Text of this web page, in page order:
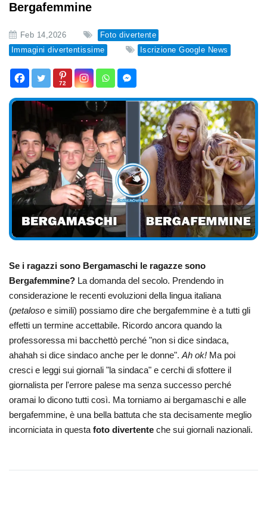
Bergafemmine
Feb 14,2026
Foto divertente
Immagini divertentissime
Iscrizione Google News
72
Se i ragazzi sono Bergamaschi le ragazze sono
Bergafemmine? La domanda del secolo. Prendendo in
considerazione le recenti evoluzioni della lingua italiana
(petaloso e simili) possiamo dire che bergafemmine è a tutti gli
effetti un termine accettabile. Ricordo ancora quando la
professoressa mi bacchettò perché "non si dice sindaca,
ahahah si dice sindaco anche per le donne". Ah ok! Ma poi
cresci e leggi sui giornali "la sindaca" e cerchi di sfottere il
giornalista per l'errore palese ma senza successo perché
oramai lo dicono tutti così. Ma torniamo ai bergamaschi e alle
bergafemmine, è una bella battuta che sta decisamente meglio
incorniciata in questa foto divertente che sui giornali nazionali.